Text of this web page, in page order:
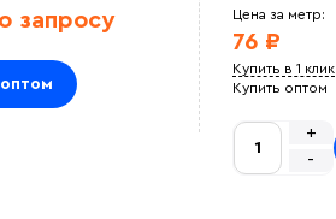
запросу
оптом
Цена за метр:
76 ₽
Купить в 1 клик
Купить оптом
-
+